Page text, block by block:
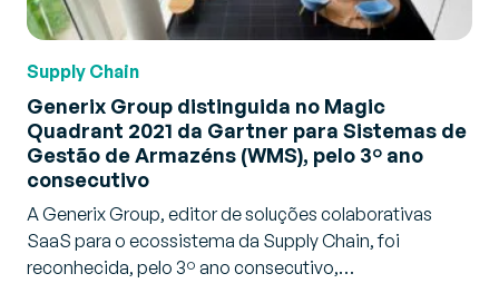
Supply Chain
Generix Group distinguida no Magic
Quadrant 2021 da Gartner para Sistemas de
Gestão de Armazéns (WMS), pelo 3º ano
consecutivo
A Generix Group, editor de soluções colaborativas
SaaS para o ecossistema da Supply Chain, foi
reconhecida, pelo 3º ano consecutivo,…